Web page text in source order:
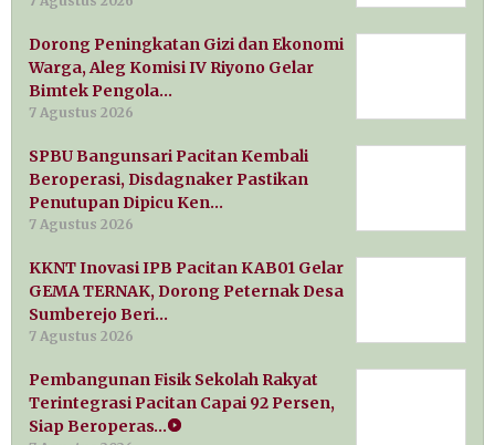
Dorong Peningkatan Gizi dan Ekonomi
Warga, Aleg Komisi IV Riyono Gelar
Bimtek Pengola…
7 Agustus 2026
SPBU Bangunsari Pacitan Kembali
Beroperasi, Disdagnaker Pastikan
Penutupan Dipicu Ken…
7 Agustus 2026
KKNT Inovasi IPB Pacitan KAB01 Gelar
GEMA TERNAK, Dorong Peternak Desa
Sumberejo Beri…
7 Agustus 2026
Pembangunan Fisik Sekolah Rakyat
Terintegrasi Pacitan Capai 92 Persen,
Siap Beroperas…